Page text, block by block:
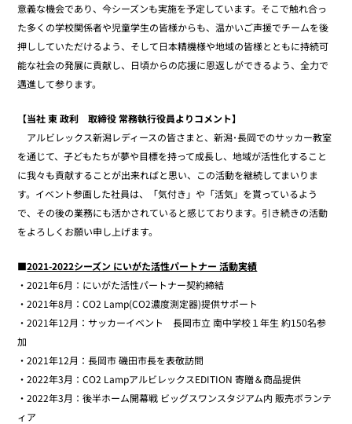
意義な機会であり、今シーズンも実施を予定しています。そこで触れ合っ
た多くの学校関係者や児童学生の皆様からも、温かいご声援でチームを後
押ししていただけるよう、そして日本精機様や地域の皆様とともに持続可
能な社会の発展に貢献し、日頃からの応援に恩返しができるよう、全力で
邁進して参ります。
【当社 東 政利 取締役 常務執行役員よりコメント】
アルビレックス新潟レディースの皆さまと、新潟･長岡でのサッカー教室
を通じて、子どもたちが夢や目標を持って成長し、地域が活性化すること
に我々も貢献することが出来ればと思い、この活動を継続してまいりま
す。イベント参画した社員は、「気付き」や「活気」を貰っているよう
で、その後の業務にも活かされていると感じております。引き続きの活動
をよろしくお願い申し上げます。
■2021-2022シーズン にいがた活性パートナー 活動実績
・2021年6月：にいがた活性パートナー契約締結
・2021年8月：CO2 Lamp(CO2濃度測定器)提供サポート
・2021年12月：サッカーイベント 長岡市立 南中学校１年生 約150名参
加
・2021年12月：長岡市 磯田市長を表敬訪問
・2022年3月：CO2 LampアルビレックスEDITION 寄贈＆商品提供
・2022年3月：後半ホーム開幕戦 ビッグスワンスタジアム内 販売ボランテ
ィア